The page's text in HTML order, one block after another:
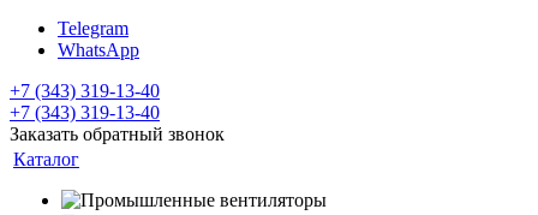
Telegram
WhatsApp
+7 (343) 319-13-40
+7 (343) 319-13-40
Заказать обратный звонок
Каталог